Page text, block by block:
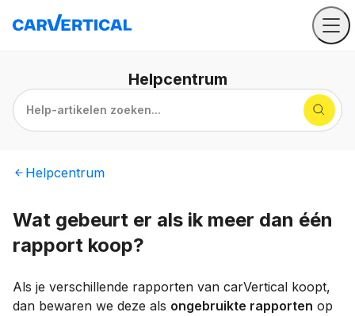
Helpcentrum
Help-artikelen zoeken...
Helpcentrum
Wat gebeurt er als ik meer dan één
rapport koop?
Als je verschillende rapporten van carVertical koopt,
dan bewaren we deze als ongebruikte rapporten op